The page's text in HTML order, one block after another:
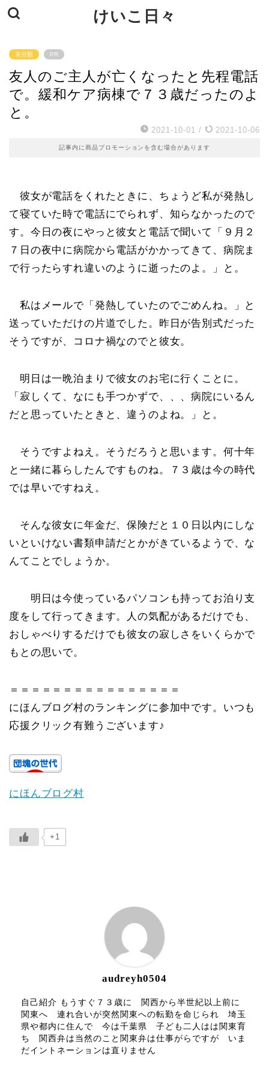
けいこ日々
未分類 PR
友人のご主人が亡くなったと先程電話
で。緩和ケア病棟で７３歳だったのよ
と。
2021-10-01 / 2021-10-06
記事内に商品プロモーションを含む場合があります
彼女が電話をくれたときに、ちょうど私が発熱し
て寝ていた時で電話にでられず、知らなかったので
す。今日の夜にやっと彼女と電話で聞いて「９月２
７日の夜中に病院から電話がかかってきて、病院ま
で行ったらすれ違いのように逝ったのよ。」と。
私はメールで「発熱していたのでごめんね。」と
送っていただけの片道でした。昨日が告別式だった
そうですが、コロナ禍なのでと彼女。
明日は一晩泊まりで彼女のお宅に行くことに。
「寂しくて、なにも手つかずで、、、病院にいるん
だと思っていたときと、違うのよね。」と。
そうですよねえ。そうだろうと思います。何十年
と一緒に暮らしたんですものね。７３歳は今の時代
では早いですねえ。
そんな彼女に年金だ、保険だと１０日以内にしな
いといけない書類申請だとかがきているようで、な
んてことでしょうか。
明日は今使っているパソコンも持ってお泊り支
度をして行ってきます。人の気配があるだけでも、
おしゃべりするだけでも彼女の寂しさをいくらかで
もとの思いで。
＝＝＝＝＝＝＝＝＝＝＝＝＝＝＝＝
にほんブログ村のランキングに参加中です。いつも
応援クリック有難うございます♪
にほんブログ村
+1
audreyh0504
自己紹介 もうすぐ７３歳に 関西から半世紀以上前に
関東へ 連れ合いが突然関東への転勤を命じられ 埼玉
県や都内に住んで 今は千葉県 子ども二人はは関東育
ち 関西弁は当然のこと関東弁は仕事がらですが いま
だイントネーションは直りません